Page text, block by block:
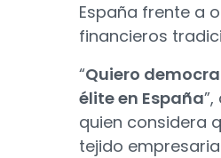
España frente a
financieros
“Quiero
élite en España
quien considera
tejido